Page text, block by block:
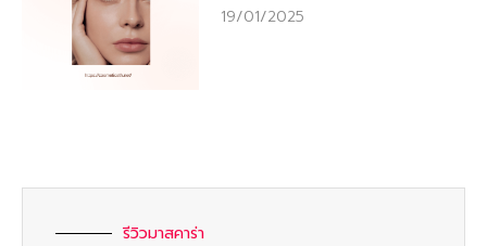
19/01/2025
รีวิวมาสคาร่า